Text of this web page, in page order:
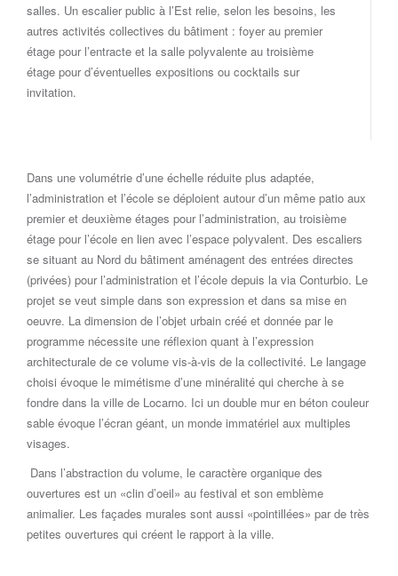
salles. Un escalier public à l’Est relie, selon les besoins, les
autres activités collectives du bâtiment : foyer au premier
étage pour l’entracte et la salle polyvalente au troisième
étage pour d’éventuelles expositions ou cocktails sur
invitation.
Dans une volumétrie d’une échelle réduite plus adaptée,
l’administration et l’école se déploient autour d’un même patio aux
premier et deuxième étages pour l’administration, au troisième
étage pour l’école en lien avec l’espace polyvalent. Des escaliers
se situant au Nord du bâtiment aménagent des entrées directes
(privées) pour l’administration et l’école depuis la via Conturbio. Le
projet se veut simple dans son expression et dans sa mise en
oeuvre. La dimension de l’objet urbain créé et donnée par le
programme nécessite une réflexion quant à l’expression
architecturale de ce volume vis-à-vis de la collectivité. Le langage
choisi évoque le mimétisme d’une minéralité qui cherche à se
fondre dans la ville de Locarno. Ici un double mur en béton couleur
sable évoque l’écran géant, un monde immatériel aux multiples
visages.
Dans l’abstraction du volume, le caractère organique des
ouvertures est un «clin d’oeil» au festival et son emblème
animalier. Les façades murales sont aussi «pointillées» par de très
petites ouvertures qui créent le rapport à la ville.